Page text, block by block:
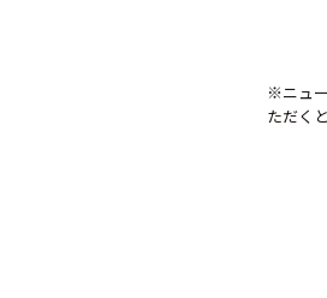
※ニュ
ただく